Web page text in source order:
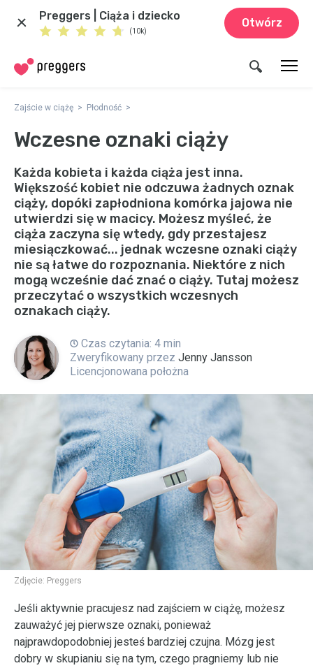
Preggers | Ciąża i dziecko
(10k)
Otwórz
Zajście w ciążę Płodność
Wczesne oznaki ciąży
Każda kobieta i każda ciąża jest inna.
Większość kobiet nie odczuwa żadnych oznak
ciąży, dopóki zapłodniona komórka jajowa nie
utwierdzi się w macicy. Możesz myśleć, że
ciąża zaczyna się wtedy, gdy przestajesz
miesiączkować... jednak wczesne oznaki ciąży
nie są łatwe do rozpoznania. Niektóre z nich
mogą wcześnie dać znać o ciąży. Tutaj możesz
przeczytać o wszystkich wczesnych
oznakach ciąży.
Czas czytania: 4 min
Zweryfikowany przez Jenny Jansson
Licencjonowana położna
Zdjęcie: Preggers
Jeśli aktywnie pracujesz nad zajściem w ciążę, możesz
zauważyć jej pierwsze oznaki, ponieważ
najprawdopodobniej jesteś bardziej czujna. Mózg jest
dobry w skupianiu się na tym, czego pragniemy lub nie